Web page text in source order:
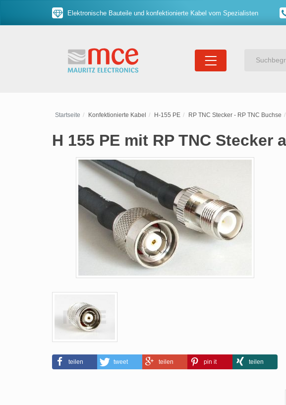
Elektronische Bauteile und konfektionierte Kabel vom Spezialisten
Startseite Konfektionierte Kabel H-155 PE RP TNC Stecker - RP TNC Buchse
H 155 PE mit RP TNC Stecker
teilen tweet teilen pin it teilen